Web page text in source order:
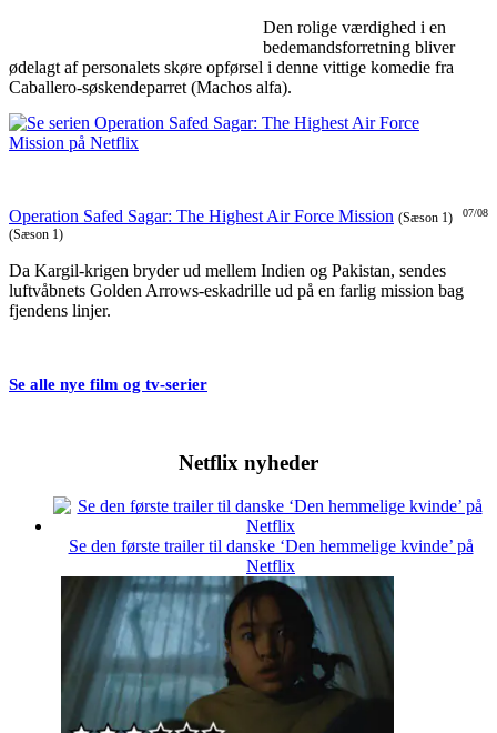
Den rolige værdighed i en
bedemandsforretning bliver
ødelagt af personalets skøre opførsel i denne vittige komedie fra
Caballero-søskendeparret (Machos alfa).
07/08
Operation Safed Sagar: The Highest Air Force Mission (Sæson 1)
(Sæson 1)
Da Kargil-krigen bryder ud mellem Indien og Pakistan, sendes
luftvåbnets Golden Arrows-eskadrille ud på en farlig mission bag
fjendens linjer.
Se alle nye film og tv-serier
Netflix nyheder
Se den første trailer til danske ‘Den hemmelige kvinde’ på
Netflix